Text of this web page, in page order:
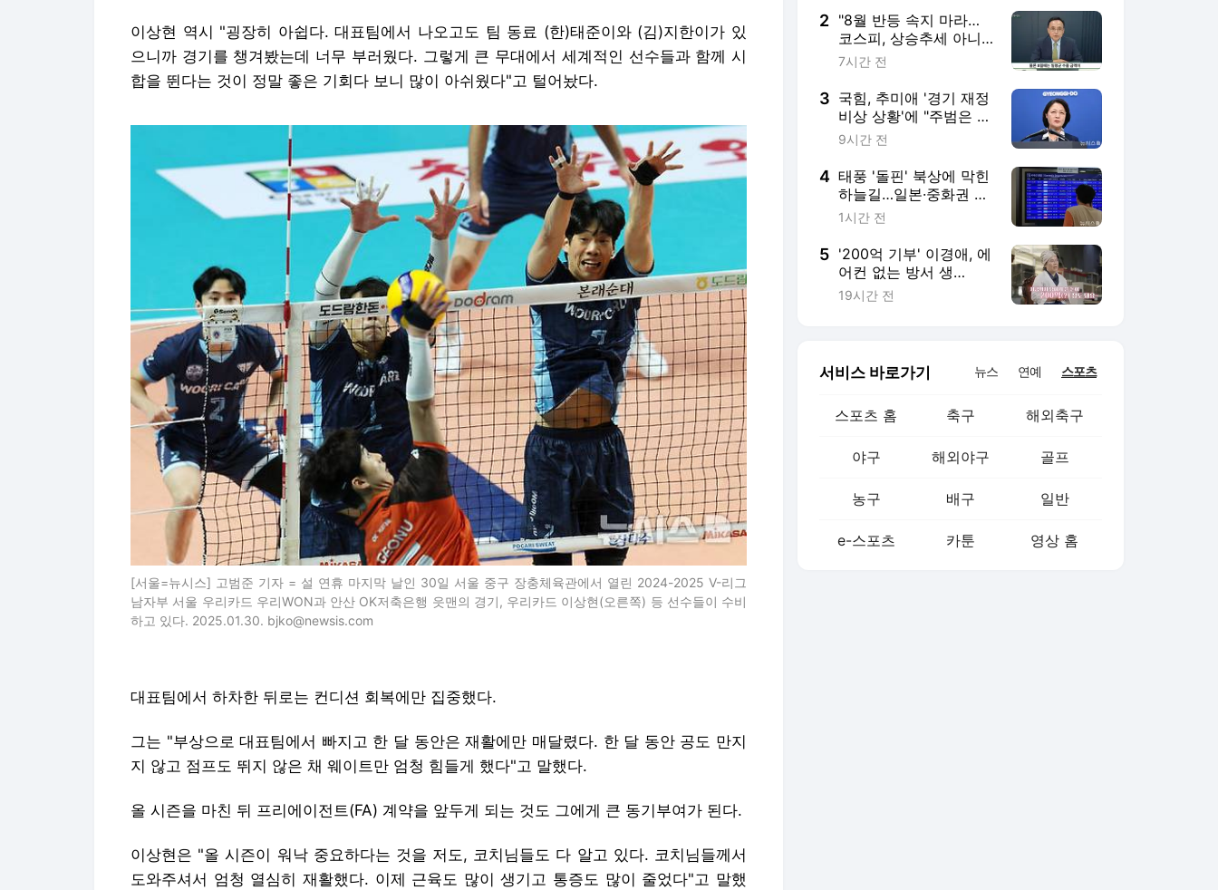
이상현 역시 "굉장히 아쉽다. 대표팀에서 나오고도 팀 동료 (한)태준이와 (김)지한이가 있
으니까 경기를 챙겨봤는데 너무 부러웠다. 그렇게 큰 무대에서 세계적인 선수들과 함께 시
합을 뛴다는 것이 정말 좋은 기회다 보니 많이 아쉬웠다"고 털어놨다.
[서울=뉴시스] 고범준 기자 = 설 연휴 마지막 날인 30일 서울 중구 장충체육관에서 열린 2024-2025 V-리그
남자부 서울 우리카드 우리WON과 안산 OK저축은행 읏맨의 경기, 우리카드 이상현(오른쪽) 등 선수들이 수비
하고 있다. 2025.01.30. bjko@newsis.com
대표팀에서 하차한 뒤로는 컨디션 회복에만 집중했다.
그는 "부상으로 대표팀에서 빠지고 한 달 동안은 재활에만 매달렸다. 한 달 동안 공도 만지
지 않고 점프도 뛰지 않은 채 웨이트만 엄청 힘들게 했다"고 말했다.
올 시즌을 마친 뒤 프리에이전트(FA) 계약을 앞두게 되는 것도 그에게 큰 동기부여가 된다.
이상현은 "올 시즌이 워낙 중요하다는 것을 저도, 코치님들도 다 알고 있다. 코치님들께서
도와주셔서 엄청 열심히 재활했다. 이제 근육도 많이 생기고 통증도 많이 줄었다"고 말했
2 "8월 반등 속지 마라…
코스피, 상승추세 아니
라 '조정국면'"
7시간 전
3 국힘, 추미애 '경기 재정
비상 상황'에 "주범은 전
직 경기지사인 이 대통
9시간 전
4 태풍 '돌핀' 북상에 막힌
하늘길…일본·중화권 오
가는 국적기 잇단 비운
1시간 전
5 '200억 기부' 이경애, 에
어컨 없는 방서 생
활…"돈도 많으면서 왜?"
19시간 전
서비스 바로가기 뉴스 연예 스포츠
스포츠 홈 축구 해외축구
야구 해외야구 골프
농구 배구 일반
e-스포츠 카툰 영상 홈